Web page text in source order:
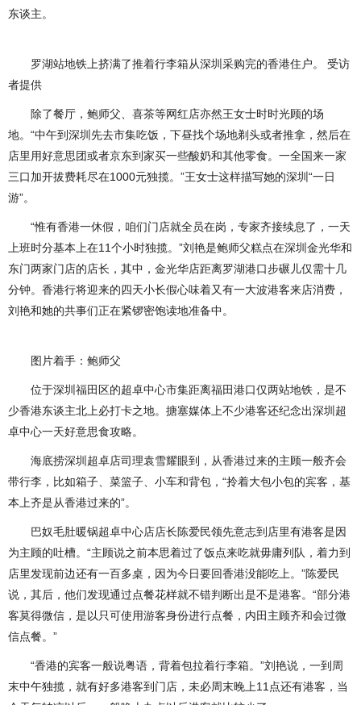
东谈主。
罗湖站地铁上挤满了推着行李箱从深圳采购完的香港住户。 受访
者提供
除了餐厅，鲍师父、喜茶等网红店亦然王女士时时光顾的场
地。“中午到深圳先去市集吃饭，下昼找个场地剃头或者推拿，然后在
店里用好意思团或者京东到家买一些酸奶和其他零食。一全国来一家
三口加开拔费耗尽在1000元独揽。”王女士这样描写她的深圳“一日
游”。
“惟有香港一休假，咱们门店就全员在岗，专家齐接续息了，一天
上班时分基本上在11个小时独揽。”刘艳是鲍师父糕点在深圳金光华和
东门两家门店的店长，其中，金光华店距离罗湖港口步碾儿仅需十几
分钟。香港行将迎来的四天小长假心味着又有一大波港客来店消费，
刘艳和她的共事们正在紧锣密饱读地准备中。
图片着手：鲍师父
位于深圳福田区的超卓中心市集距离福田港口仅两站地铁，是不
少香港东谈主北上必打卡之地。搪塞媒体上不少港客还纪念出深圳超
卓中心一天好意思食攻略。
海底捞深圳超卓店司理袁雪耀眼到，从香港过来的主顾一般齐会
带行李，比如箱子、菜篮子、小车和背包，“拎着大包小包的宾客，基
本上齐是从香港过来的”。
巴奴毛肚暖锅超卓中心店店长陈爱民领先意志到店里有港客是因
为主顾的吐槽。“主顾说之前本思着过了饭点来吃就毋庸列队，着力到
店里发现前边还有一百多桌，因为今日要回香港没能吃上。”陈爱民
说，其后，他们发现通过点餐花样就不错判断出是不是港客。“部分港
客莫得微信，是以只可使用游客身份进行点餐，内田主顾齐和会过微
信点餐。”
“香港的宾客一般说粤语，背着包拉着行李箱。”刘艳说，一到周
末中午独揽，就有好多港客到门店，未必周末晚上11点还有港客，当